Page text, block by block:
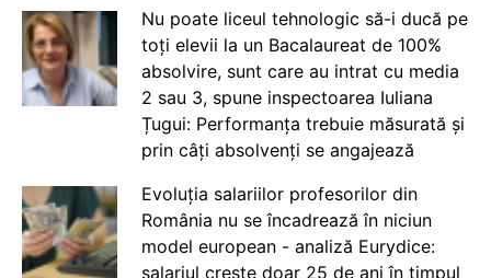
Nu poate liceul tehnologic să-i ducă pe
toți elevii la un Bacalaureat de 100%
absolvire, sunt care au intrat cu media
2 sau 3, spune inspectoarea Iuliana
Țugui: Performanța trebuie măsurată și
prin câți absolvenți se angajează
Evoluția salariilor profesorilor din
România nu se încadrează în niciun
model european - analiză Eurydice:
salariul crește doar 25 de ani în timpul